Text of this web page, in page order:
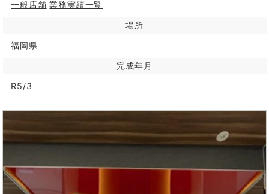
一般店舗 業務実績一覧
場所
福岡県
完成年月
R5/3